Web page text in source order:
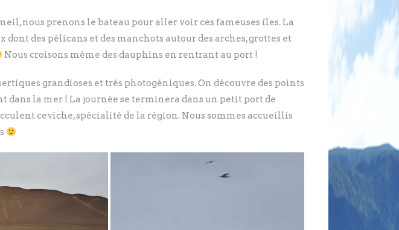
nous prenons le bateau pour aller voir ces fameuses îles. La
des pélicans et des manchots autour des arches, grottes et
Nous croisons même des dauphins en rentrant au port !
grandioses et très photogéniques. On découvre des points
dans la mer ! La journée se terminera dans un petit port de
ceviche, spécialité de la région. Nous sommes accueillis